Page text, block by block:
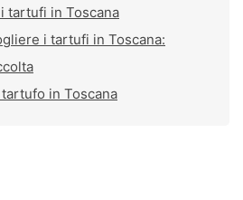
tartufi in Toscana
i tartufi in Toscana:
in Toscana